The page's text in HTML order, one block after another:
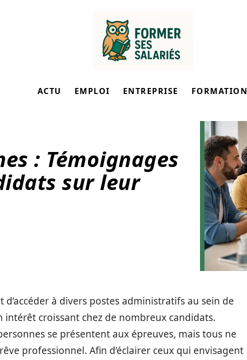
ACTU EMPLOI ENTREPRISE FORMATION
: Témoignages
sur leur
d’accéder à divers postes administratifs au sein de
intérêt croissant chez de nombreux candidats.
se présentent aux épreuves, mais tous ne
professionnel. Afin d’éclairer ceux qui envisagent